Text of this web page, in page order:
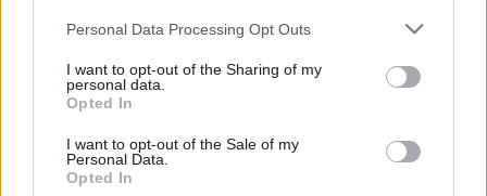
Please note that this website/app uses one or more Google
not limited to your visit or usage behaviour. You may click to
grant or deny consent to Google and its third-party tags to
use your data for below specified purposes in below Google
consent section.
Personal Data Processing Opt Outs
I want to opt-out of the Sharing of my
personal data.
Opted In
I want to opt-out of the Sale of my
Personal Data.
Opted In
Γιάννης Παπαμιχαήλ: Ξεκαθαρίζει τι εννοούσε
με την «απαγόρευση» της χρήσης φωτογραφιών
της Αλίκης Βουγιουκλάκη